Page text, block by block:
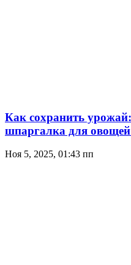
Как сохранить
шпаргалка для
Ноя 5, 2025, 01:43 пп